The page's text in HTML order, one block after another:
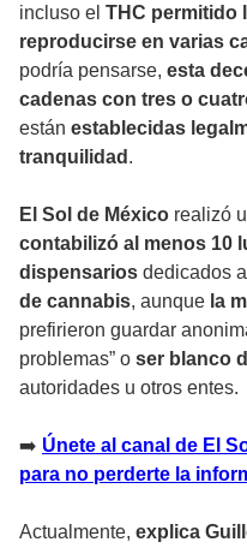
incluso el THC permitido
reproducirse en varias
podría pensarse, esta
cadenas con tres o
están establecidas
tranquilidad .
El Sol de México realizó
contabilizó al menos 10
dispensarios dedicados
de cannabis, aunque la
prefirieron guardar
problemas” o ser blanco
autoridades u otros entes.
➡️ Únete al canal de El
para no perderte la
Actualmente, explica